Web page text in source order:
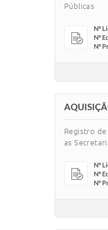
Públicas
Nº
Nº
Nº
Registro
as
Nº
Nº
Nº